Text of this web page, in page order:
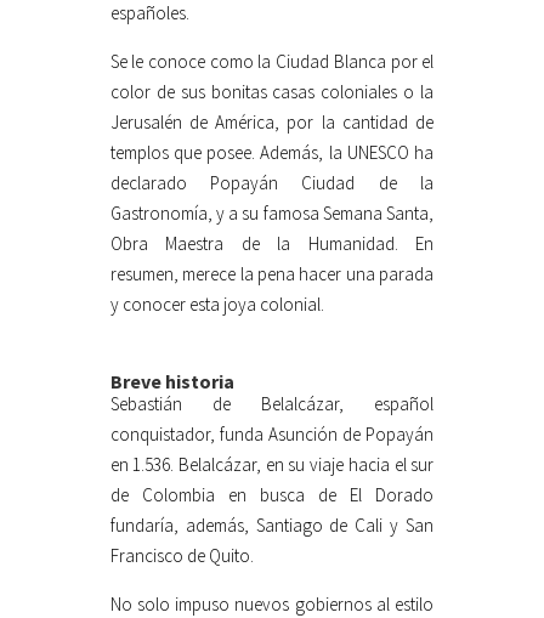
españoles.
Se le conoce como la Ciudad Blanca por el
color de sus bonitas casas coloniales o la
Jerusalén de América, por la cantidad de
templos que posee. Además, la UNESCO ha
declarado Popayán Ciudad de la
Gastronomía, y a su famosa Semana Santa,
Obra Maestra de la Humanidad. En
resumen, merece la pena hacer una parada
y conocer esta joya colonial.
Breve historia
Sebastián de Belalcázar, español
conquistador, funda Asunción de Popayán
en 1.536. Belalcázar, en su viaje hacia el sur
de Colombia en busca de El Dorado
fundaría, además, Santiago de Cali y San
Francisco de Quito.
No solo impuso nuevos gobiernos al estilo